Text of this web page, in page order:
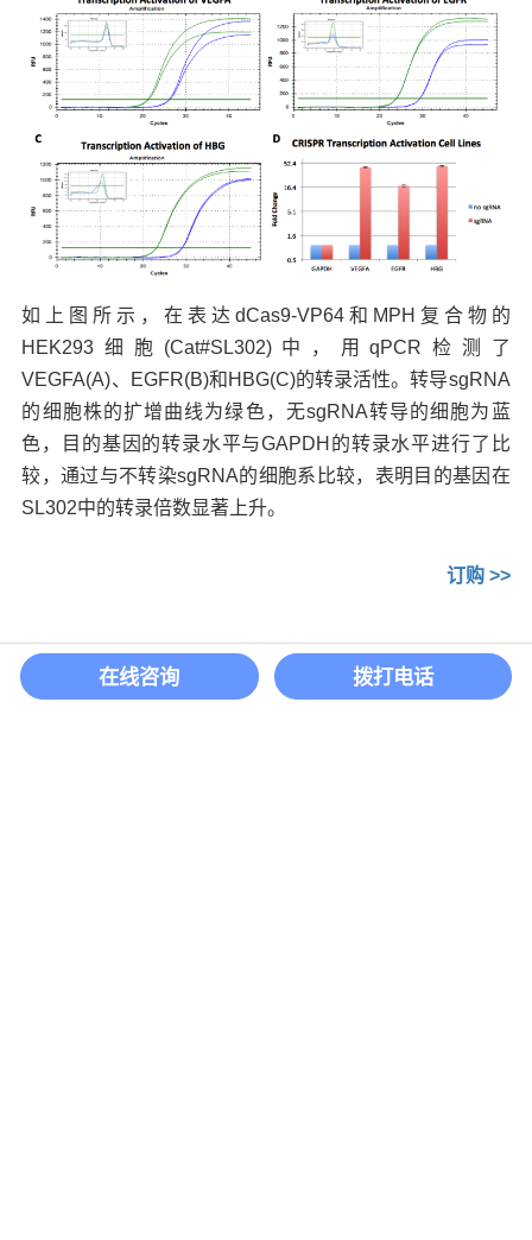
如上图所示，在表达dCas9-VP64和MPH复合物的
HEK293细胞(Cat#SL302)中，用qPCR检测了
VEGFA(A)、EGFR(B)和HBG(C)的转录活性。转导sgRNA
的细胞株的扩增曲线为绿色，无sgRNA转导的细胞为蓝
色，目的基因的转录水平与GAPDH的转录水平进行了比
较，通过与不转染sgRNA的细胞系比较，表明目的基因在
SL302中的转录倍数显著上升。
订购>>
在线咨询 拨打电话